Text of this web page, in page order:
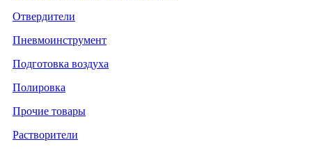
Отвердители
Пневмоинструмент
Подготовка воздуха
Полировка
Прочие товары
Растворители